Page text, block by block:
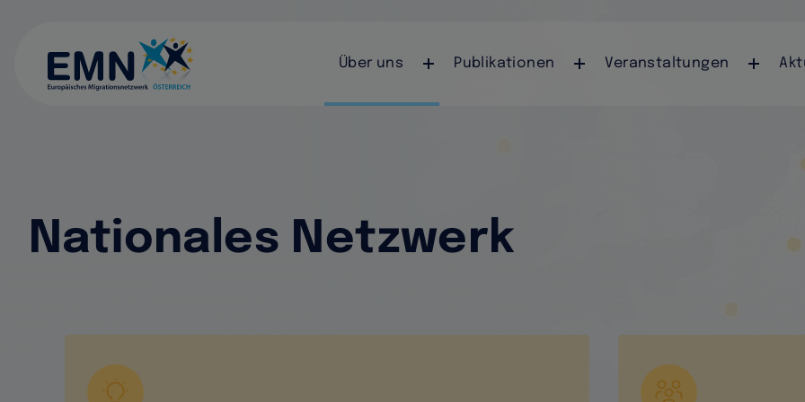
Über uns Publikationen Veranstaltungen
Nationales Netzwerk
Vektor Vektor